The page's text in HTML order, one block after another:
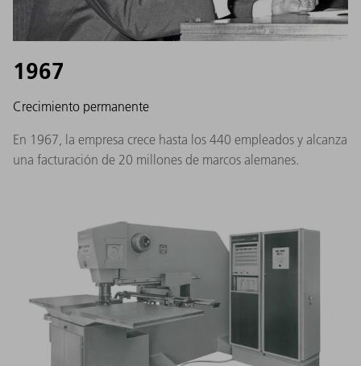
1967
Crecimiento permanente
En 1967, la empresa crece hasta los 440 empleados y alcanza
una facturación de 20 millones de marcos alemanes.